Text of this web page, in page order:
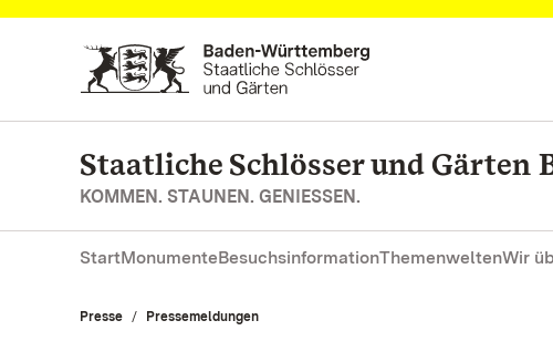
Zum Hauptinhalt springen
Staatliche Schlösser und Gärten
KOMMEN. STAUNEN. GENIESSEN.
StartMonumenteBesuchsinformationThemenweltenWir
Presse Pressemeldungen